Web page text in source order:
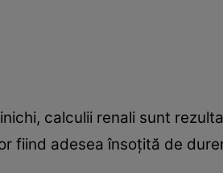
calculii renali sunt
fiind adesea însoţită de